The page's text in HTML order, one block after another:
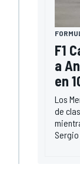
F1
a
en
Los
de
Sergio